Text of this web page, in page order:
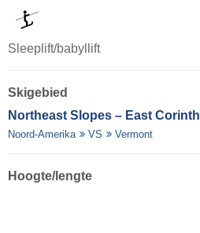
Sleeplift/babyllift
Skigebied
Northeast Slopes – East Corinth
Noord-Amerika VS Vermont
Hoogte/lengte